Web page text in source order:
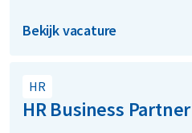
Bekijk vacature
HR
HR Business Partner